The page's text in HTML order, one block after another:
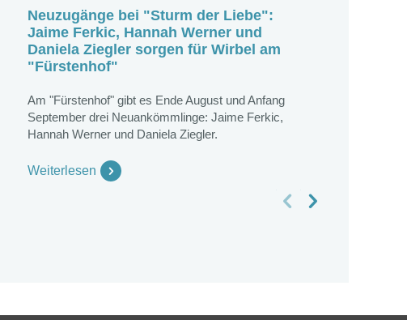
Neuzugänge bei "Sturm der Liebe":
Jaime Ferkic, Hannah Werner und
Daniela Ziegler sorgen für Wirbel am
"Fürstenhof"
Am "Fürstenhof" gibt es Ende August und Anfang
September drei Neuankömmlinge: Jaime Ferkic,
Hannah Werner und Daniela Ziegler.
Weiterlesen